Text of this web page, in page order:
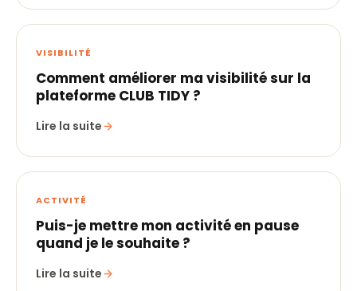
VISIBILITÉ
Comment améliorer ma visibilité sur la
plateforme CLUB TIDY ?
Lire la suite
ACTIVITÉ
Puis-je mettre mon activité en pause
quand je le souhaite ?
Lire la suite